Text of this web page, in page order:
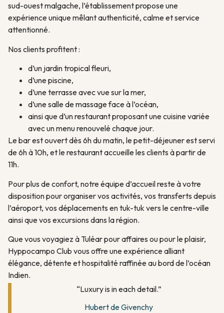
sud-ouest malgache, l’établissement propose une
expérience unique mêlant authenticité, calme et service
attentionné.
Nos clients profitent :
d’un jardin tropical fleuri,
d’une piscine,
d’une terrasse avec vue sur la mer,
d’une salle de massage face à l’océan,
ainsi que d’un restaurant proposant une cuisine variée
avec un menu renouvelé chaque jour.
Le bar est ouvert dès 6h du matin, le petit-déjeuner est servi
de 6h à 10h, et le restaurant accueille les clients à partir de
11h.
Pour plus de confort, notre équipe d’accueil reste à votre
disposition pour organiser vos activités, vos transferts depuis
l’aéroport, vos déplacements en tuk-tuk vers le centre-ville
ainsi que vos excursions dans la région.
Que vous voyagiez à Tuléar pour affaires ou pour le plaisir,
Hyppocampo Club vous offre une expérience alliant
élégance, détente et hospitalité raffinée au bord de l’océan
Indien.
“Luxury is in each detail.”
Hubert de Givenchy